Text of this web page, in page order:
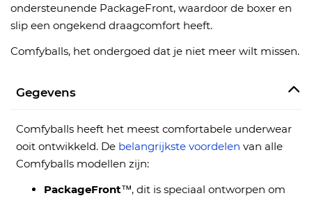
ondersteunende PackageFront, waardoor de boxer en
slip een ongekend draagcomfort heeft.
Comfyballs, het ondergoed dat je niet meer wilt missen.
Gegevens
Comfyballs heeft het meest comfortabele underwear
ooit ontwikkeld. De belangrijkste voordelen van alle
Comfyballs modellen zijn:
PackageFront™, dit is speciaal ontworpen om